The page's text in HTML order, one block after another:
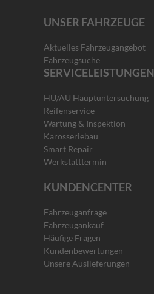
UNSER FAHRZEUGE
Aktuelles Fahrzeugangebot
Fahrzeugsuche
SERVICELEISTUNGEN
HU/AU Hauptuntersuchung
Reifenservice
Wartung & Inspektion
Karosseriebau
Smart Repair
Werkstatttermin
KUNDENCENTER
Fahrzeuganfrage
Fahrzeugankauf
Häufige Fragen
Kundenbewertungen
Unsere Auslieferungen